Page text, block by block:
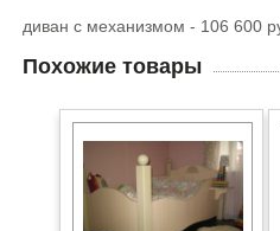
диван с механизмом - 106 600
Похожие товары